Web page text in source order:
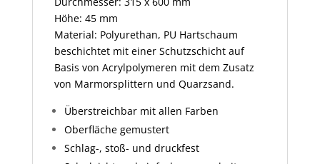
Höhe: 45 mm
Material: Polyurethan, PU Hartschaum
beschichtet mit einer Schutzschicht auf
Basis von Acrylpolymeren mit dem Zusatz
von Marmorsplittern und Quarzsand.
Überstreichbar mit allen Farben
Oberfläche gemustert
Schlag-, stoß- und druckfest